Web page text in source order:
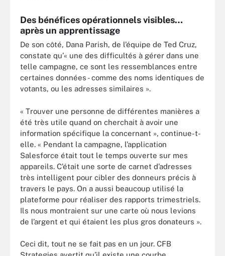
Des bénéfices opérationnels visibles…
après un apprentissage
De son côté, Dana Parish, de l’équipe de Ted Cruz,
constate qu’« une des difficultés à gérer dans une
telle campagne, ce sont les ressemblances entre
certaines données - comme des noms identiques de
votants, ou les adresses similaires ».
« Trouver une personne de différentes manières a
été très utile quand on cherchait à avoir une
information spécifique la concernant », continue-t-
elle. « Pendant la campagne, l’application
Salesforce était tout le temps ouverte sur mes
appareils. C’était une sorte de carnet d’adresses
très intelligent pour cibler des donneurs précis à
travers le pays. On a aussi beaucoup utilisé la
plateforme pour réaliser des rapports trimestriels.
Ils nous montraient sur une carte où nous levions
de l’argent et qui étaient les plus gros donateurs ».
Ceci dit, tout ne se fait pas en un jour. CFB